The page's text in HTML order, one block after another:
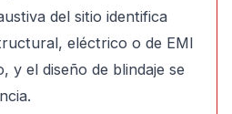
del sitio identifica
eléctrico o de EMI
y el diseño de blindaje se